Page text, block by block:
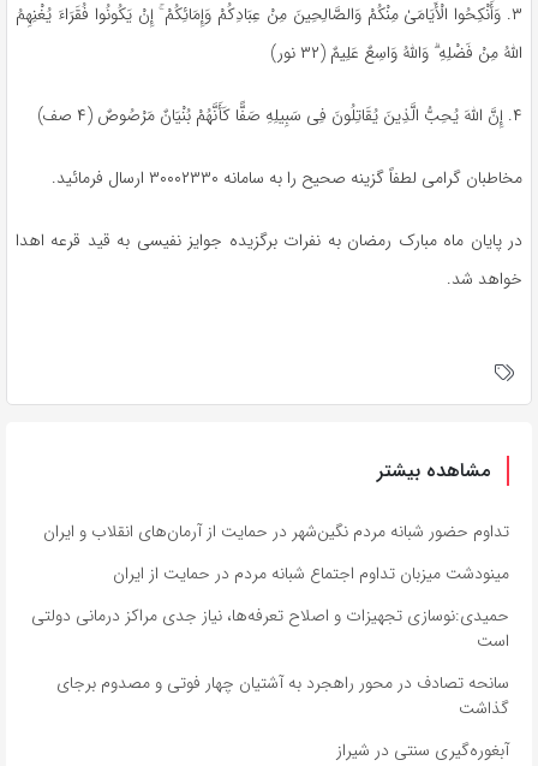
۳. وَأَنْکِحُوا الْأَیَامَیٰ مِنْکُمْ وَالصَّالِحِینَ مِنْ عِبَادِکُمْ وَإِمَائِکُمْۚإِنْ یَکُونُوا فُقَرَاءَ یُغْنِهِمُ
اللَّهُ مِنْ فَضْلِهِۗ وَاللَّهُ وَاسِعٌ عَلِیمٌ (۳۲ نور)
۴. إِنَّ اللَّهَ یُحِبُّ الَّذِینَ یُقَاتِلُونَ فِی سَبِیلِهِ صَفًّا کَأَنَّهُمْ بُنْیَانٌ مَرْصُوصٌ (۴ صف)
مخاطبان گرامی لطفاً گزینه صحیح را به سامانه ۳۰۰۰۲۳۳۰ ارسال فرمائید.
در پایان ماه مبارک رمضان به نفرات برگزیده جوایز نفیسی به قید قرعه اهدا
خواهد شد.
مشاهده بیشتر
تداوم حضور شبانه مردم نگین‌شهر در حمایت از آرمان‌های انقلاب و ایران
مینودشت میزبان تداوم اجتماع شبانه مردم در حمایت از ایران
حمیدی:نوسازی تجهیزات و اصلاح تعرفه‌ها، نیاز جدی مراکز درمانی دولتی
است
سانحه تصادف در محور راهجرد به آشتیان چهار فوتی و مصدوم برجای
گذاشت
آبغوره‌گیری سنتی در شیراز